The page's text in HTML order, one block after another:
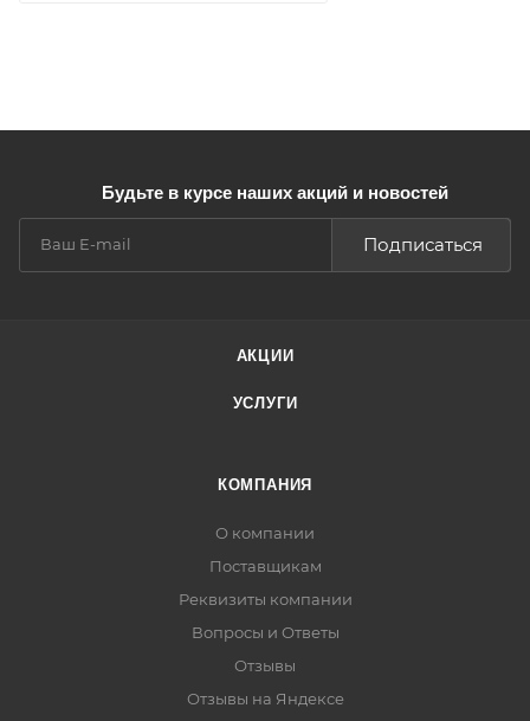
Будьте в курсе наших акций и новостей
Подписаться
АКЦИИ
УСЛУГИ
КОМПАНИЯ
О компании
Поставщикам
Реквизиты компании
Вопросы и Ответы
Отзывы
Отзывы на Яндексе